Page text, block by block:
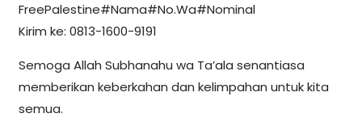
FreePalestine#Nama#No.Wa#Nominal
Kirim ke: 0813-1600-9191
Semoga Allah Subhanahu wa Ta’ala senantiasa
memberikan keberkahan dan kelimpahan untuk kita
semua.